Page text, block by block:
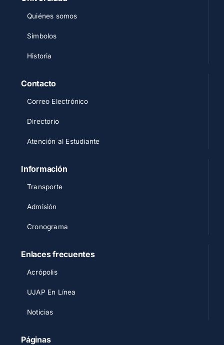
Quiénes somos
Símbolos
Historia
Contacto
Correo Electrónico
Directorio
Atención al Estudiante
Información
Transporte
Admisión
Cronograma
Enlaces frecuentes
Acrópolis
UJAP En Línea
Noticias
Páginas